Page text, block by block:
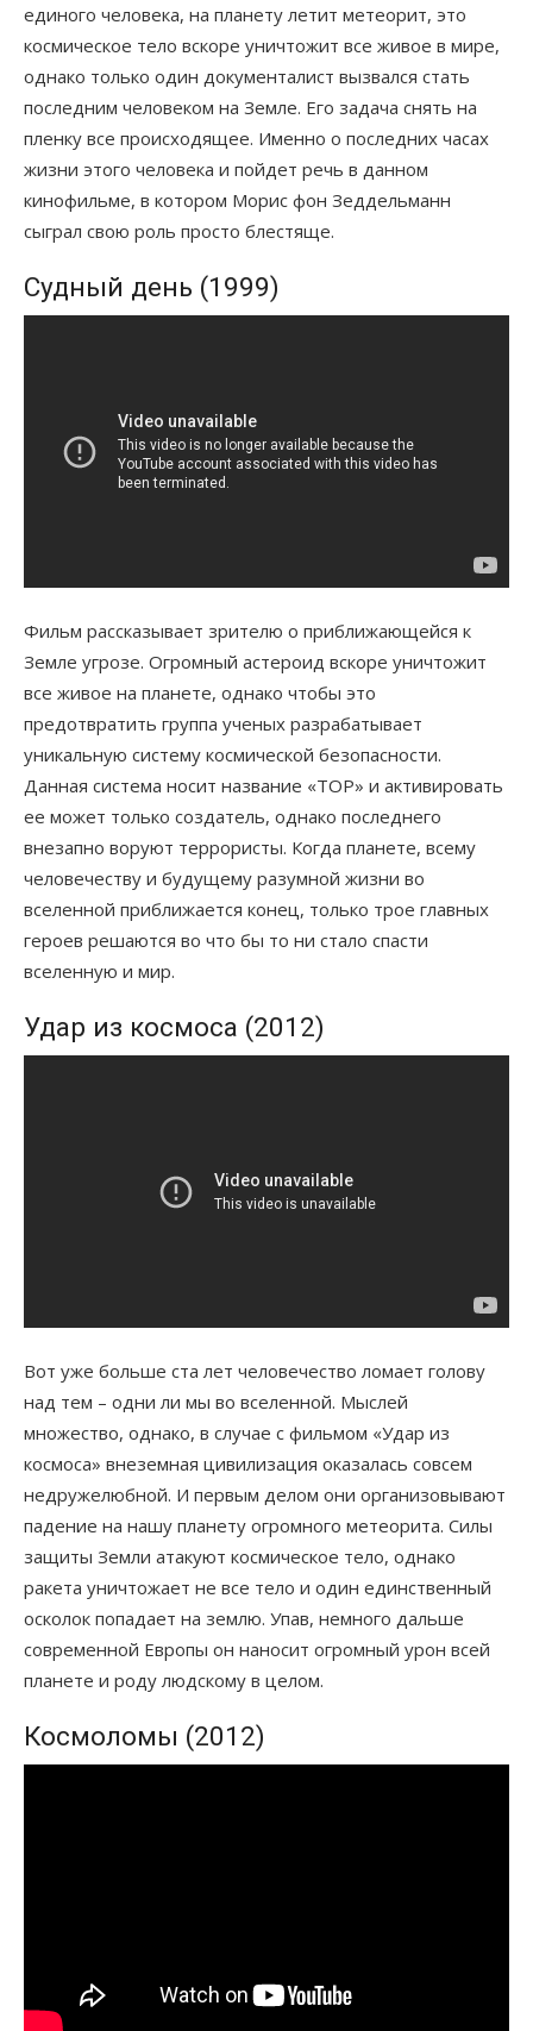
единого человека, на планету летит метеорит, это
космическое тело вскоре уничтожит все живое в мире,
однако только один документалист вызвался стать
последним человеком на Земле. Его задача снять на
пленку все происходящее. Именно о последних часах
жизни этого человека и пойдет речь в данном
кинофильме, в котором Морис фон Зеддельманн
сыграл свою роль просто блестяще.
Судный день (1999)
Фильм рассказывает зрителю о приближающейся к
Земле угрозе. Огромный астероид вскоре уничтожит
все живое на планете, однако чтобы это
предотвратить группа ученых разрабатывает
уникальную систему космической безопасности.
Данная система носит название «ТОР» и активировать
ее может только создатель, однако последнего
внезапно воруют террористы. Когда планете, всему
человечеству и будущему разумной жизни во
вселенной приближается конец, только трое главных
героев решаются во что бы то ни стало спасти
вселенную и мир.
Удар из космоса (2012)
Вот уже больше ста лет человечество ломает голову
над тем – одни ли мы во вселенной. Мыслей
множество, однако, в случае с фильмом «Удар из
космоса» внеземная цивилизация оказалась совсем
недружелюбной. И первым делом они организовывают
падение на нашу планету огромного метеорита. Силы
защиты Земли атакуют космическое тело, однако
ракета уничтожает не все тело и один единственный
осколок попадает на землю. Упав, немного дальше
современной Европы он наносит огромный урон всей
планете и роду людскому в целом.
Космоломы (2012)